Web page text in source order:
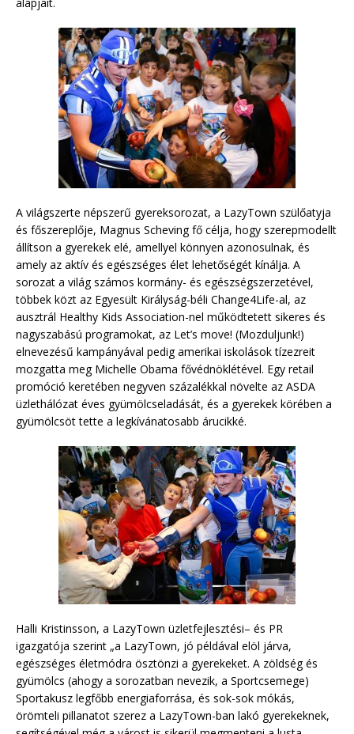
A világszerte népszerű gyereksorozat, a LazyTown szülőatyja
és főszereplője, Magnus Scheving fő célja, hogy szerepmodellt
állítson a gyerekek elé, amellyel könnyen azonosulnak, és
amely az aktív és egészséges élet lehetőségét kínálja. A
sorozat a világ számos kormány- és egészségszerzetével,
többek közt az Egyesült Királyság-béli Change4Life-al, az
ausztrál Healthy Kids Association-nel működtetett sikeres és
nagyszabású programokat, az Let’s move! (Mozduljunk!)
elnevezésű kampányával pedig amerikai iskolások tízezreit
mozgatta meg Michelle Obama fővédnöklétével. Egy retail
promóció keretében negyven százalékkal növelte az ASDA
üzlethálózat éves gyümölcseladását, és a gyerekek körében a
gyümölcsöt tette a legkívánatosabb árucikké.
Halli Kristinsson, a LazyTown üzletfejlesztési– és PR
igazgatója szerint „a LazyTown, jó példával elöl járva,
egészséges életmódra ösztönzi a gyerekeket. A zöldség és
gyümölcs (ahogy a sorozatban nevezik, a Sportcsemege)
Sportakusz legfőbb energiaforrása, és sok-sok mókás,
örömteli pillanatot szerez a LazyTown-ban lakó gyerekeknek,